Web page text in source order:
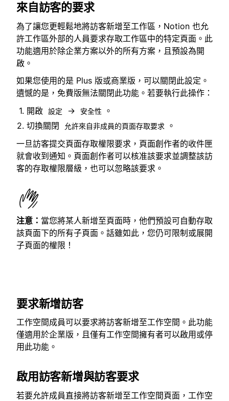
來自訪客的要求
為了讓您更輕鬆地將訪客新增至工作區，Notion 也允
許工作區外部的人員要求存取工作區中的特定頁面。此
功能適用於除企業方案以外的所有方案，且預設為開
啟。
如果您使用的是 Plus 版或商業版，可以關閉此設定。
遺憾的是，免費版無法關閉此功能。若要執行此操作：
開啟 設定 → 安全性
。
切換關閉
允許來自非成員的頁面存取要求 。
一旦訪客提交頁面存取權限要求，頁面創作者的收件匣
就會收到通知。頁面創作者可以核准該要求並調整該訪
客的存取權限層級，也可以忽略該要求。
注意： 當您將某人新增至頁面時，他們預設可自動存取
該頁面下的所有子頁面。話雖如此，您仍可限制或展開
子頁面的權限！
要求新增訪客
工作空間成員可以要求將訪客新增至工作空間。此功能
僅適用於企業版，且僅有工作空間擁有者可以啟用或停
用此功能。
啟用訪客新增與訪客要求
若要允許成員直接將訪客新增至工作空間頁面，工作空